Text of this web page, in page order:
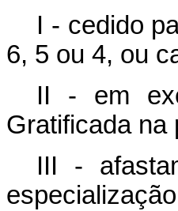
I - cedido
6, 5 ou 4, ou
II - em
Gratificada na
III -